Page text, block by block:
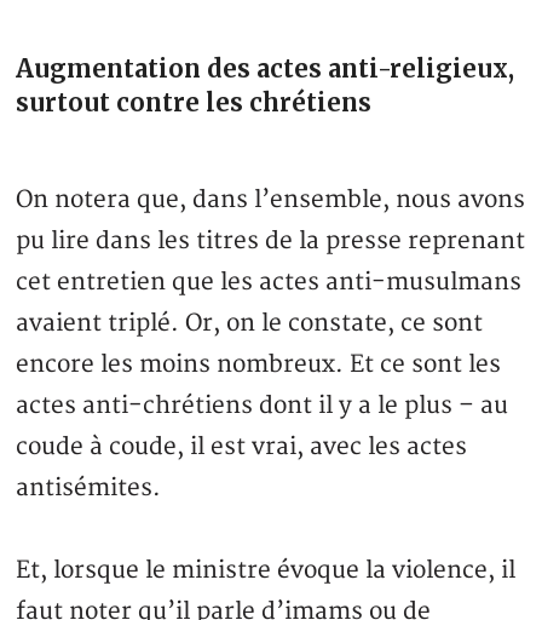
Augmentation des actes anti-religieux,
surtout contre les chrétiens
On notera que, dans l’ensemble, nous avons
pu lire dans les titres de la presse reprenant
cet entretien que les actes anti-musulmans
avaient triplé. Or, on le constate, ce sont
encore les moins nombreux. Et ce sont les
actes anti-chrétiens dont il y a le plus – au
coude à coude, il est vrai, avec les actes
antisémites.
Et, lorsque le ministre évoque la violence, il
faut noter qu’il parle d’imams ou de